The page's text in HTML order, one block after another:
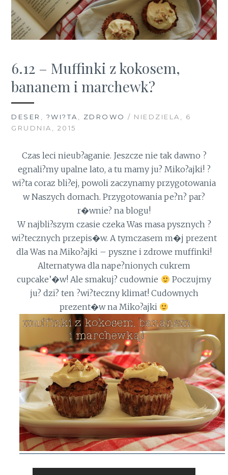
6.12 – Muffinki z kokosem,
bananem i marchewk?
DESER , ?WI?TA , ZDROWO / NIEDZIELA, 6
GRUDNIA, 2015
Czas leci nieub?aganie. Jeszcze nie tak dawno ?
egnali?my upalne lato, a tu mamy ju? Miko?ajki! ?
wi?ta coraz bli?ej, powoli zaczynamy przygotowania
w Naszych domach. Przygotowania pe?n? par?
r�wnie? na blogu!
W najbli?szym czasie czeka Was masa pysznych ?
wi?tecznych przepis�w. A tymczasem m�j prezent
dla Was na Miko?ajki – pyszne i zdrowe muffinki!
Alternatywa dla nape?nionych cukrem
cupcake’�w! Ale smakuj? cudownie
Poczujmy
ju? dzi? ten ?wi?teczny klimat! Cudownych
prezent�w na Miko?ajki